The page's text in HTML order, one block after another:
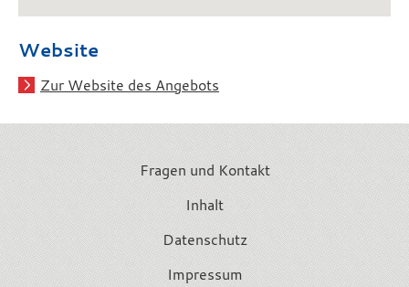
Website
Zur Website des Angebots
Fragen und Kontakt
Inhalt
Datenschutz
Impressum